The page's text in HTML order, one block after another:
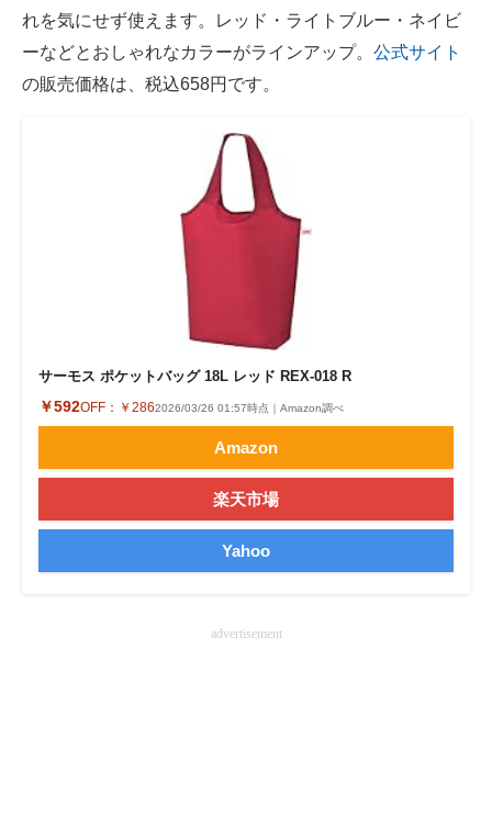
れを気にせず使えます。レッド・ライトブルー・ネイビ
ーなどとおしゃれなカラーがラインアップ。 公式サイト
の販売価格は、税込658円です。
サーモス ポケットバッグ 18L レッド REX-018 R
￥592OFF： ￥2862026/03/26 01:57時点｜Amazon調べ
Amazon
楽天市場
Yahoo
advertisement